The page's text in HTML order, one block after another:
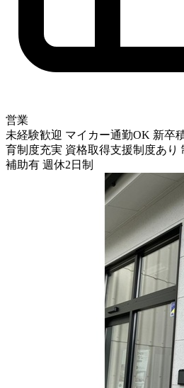
営業
未経験歓迎 マイカー通勤OK 新卒
育制度充実 資格取得支援制度あり
補助有 週休2日制